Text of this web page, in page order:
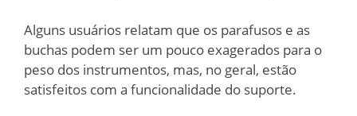
Alguns usuários relatam que os parafusos e as
buchas podem ser um pouco exagerados para o
peso dos instrumentos, mas, no geral, estão
satisfeitos com a funcionalidade do suporte.